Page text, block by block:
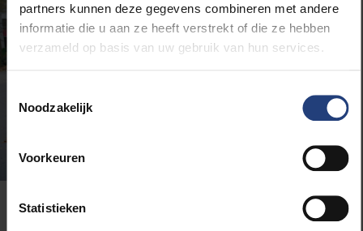
partners kunnen deze gegevens combineren met andere
informatie die u aan ze heeft verstrekt of die ze hebben
verzameld op basis van uw gebruik van hun services.
Noodzakelijk
Voorkeuren
Statistieken
Rector Jan Danckaert en de hele VUB-gemeenschap